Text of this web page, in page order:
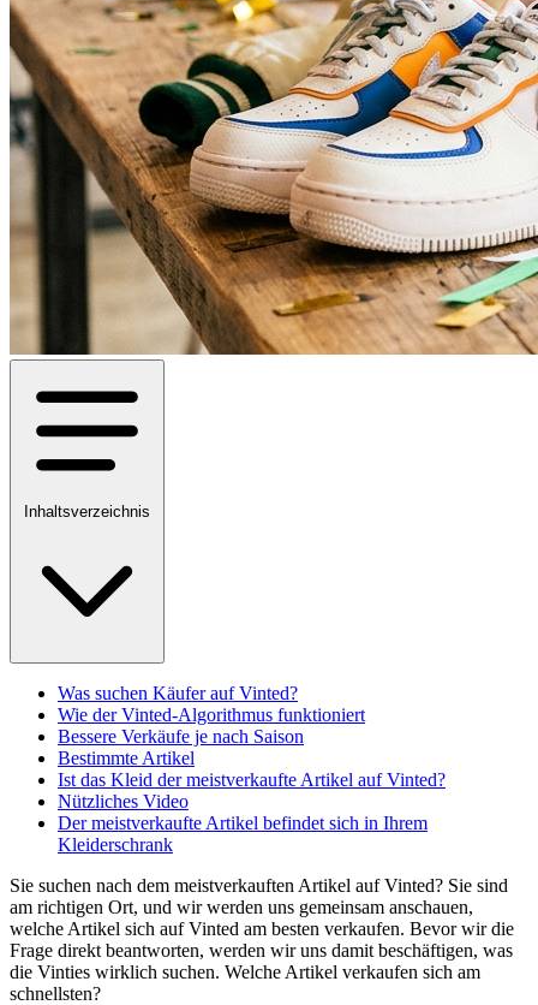
Inhaltsverzeichnis
Was suchen Käufer auf Vinted?
Wie der Vinted-Algorithmus funktioniert
Bessere Verkäufe je nach Saison
Bestimmte Artikel
Ist das Kleid der meistverkaufte Artikel auf Vinted?
Nützliches Video
Der meistverkaufte Artikel befindet sich in Ihrem
Kleiderschrank
Sie suchen nach dem meistverkauften Artikel auf Vinted? Sie sind
am richtigen Ort, und wir werden uns gemeinsam anschauen,
welche Artikel sich auf Vinted am besten verkaufen. Bevor wir die
Frage direkt beantworten, werden wir uns damit beschäftigen, was
die Vinties wirklich suchen. Welche Artikel verkaufen sich am
schnellsten?